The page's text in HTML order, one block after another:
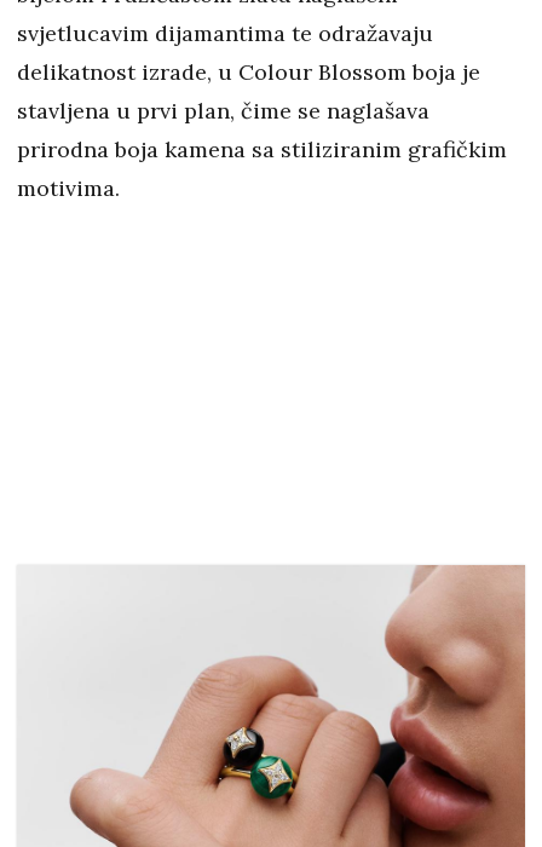
svjetlucavim dijamantima te odražavaju
delikatnost izrade, u Colour Blossom boja je
stavljena u prvi plan, čime se naglašava
prirodna boja kamena sa stiliziranim grafičkim
motivima.